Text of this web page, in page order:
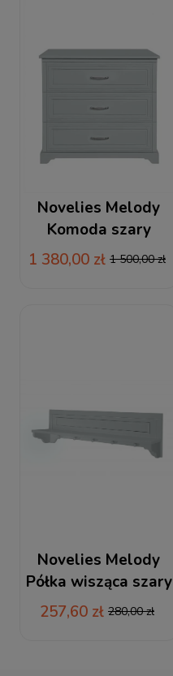
Novelies Melody
Komoda szary
1 380,00 zł 1 500,00 zł
Novelies Melody
Półka wisząca szary
257,60 zł 280,00 zł